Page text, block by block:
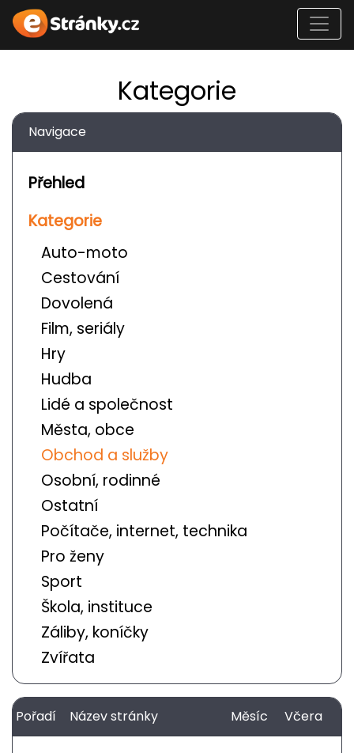
Kategorie
Navigace
Přehled
Kategorie
Auto-moto
Cestování
Dovolená
Film, seriály
Hry
Hudba
Lidé a společnost
Města, obce
Obchod a služby
Osobní, rodinné
Ostatní
Počítače, internet, technika
Pro ženy
Sport
Škola, instituce
Záliby, koníčky
Zvířata
Pořadí Název stránky Měsíc Včera